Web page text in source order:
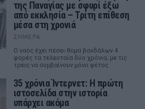
της Παναγίας με σφυρί έξω
από εκκλησία – Τρίτη επίθεση
μέσα στη χρονιά
ΣΉΜΕΡΑ
Ο ναός έχει πέσει θύμα βανδάλων 4
φορές τα τελευταία δύο χρόνια, με τις
τρεις να συμβαίνουν μόνο φέτος
35 χρόνια Ίντερνετ: Η πρώτη
ιστοσελίδα στην ιστορία
υπάρχει ακόμα